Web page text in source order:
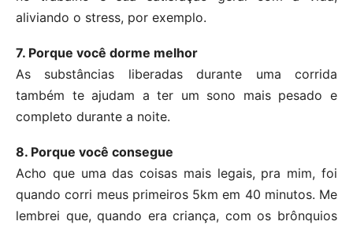
aliviando o stress, por exemplo.
7. Porque você dorme melhor
As substâncias liberadas durante uma corrida
também te ajudam a ter um sono mais pesado e
completo durante a noite.
8. Porque você consegue
Acho que uma das coisas mais legais, pra mim, foi
quando corri meus primeiros 5km em 40 minutos. Me
lembrei que, quando era criança, com os brônquios